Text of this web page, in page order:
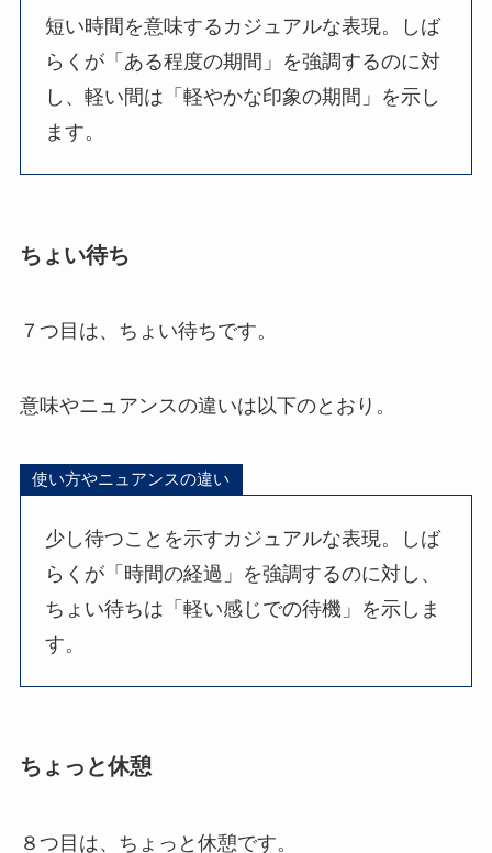
短い時間を意味するカジュアルな表現。しば
らくが「ある程度の期間」を強調するのに対
し、軽い間は「軽やかな印象の期間」を示し
ます。
ちょい待ち
７つ目は、ちょい待ちです。
意味やニュアンスの違いは以下のとおり。
使い方やニュアンスの違い
少し待つことを示すカジュアルな表現。しば
らくが「時間の経過」を強調するのに対し、
ちょい待ちは「軽い感じでの待機」を示しま
す。
ちょっと休憩
８つ目は、ちょっと休憩です。